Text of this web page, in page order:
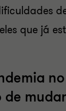
que já
no